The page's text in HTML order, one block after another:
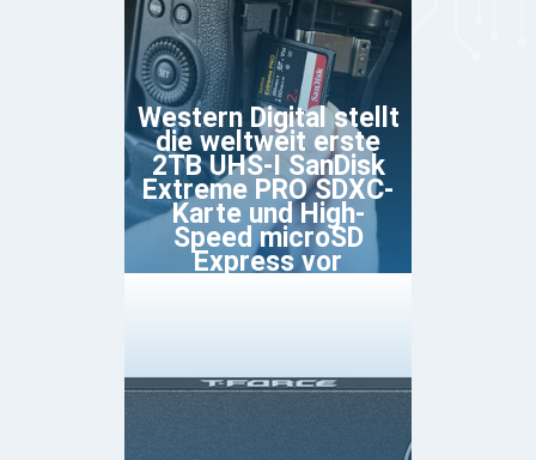
Western Digital stellt
die weltweit erste
2TB UHS-I SanDisk
Extreme PRO SDXC-
Karte und High-
Speed microSD
Express vor